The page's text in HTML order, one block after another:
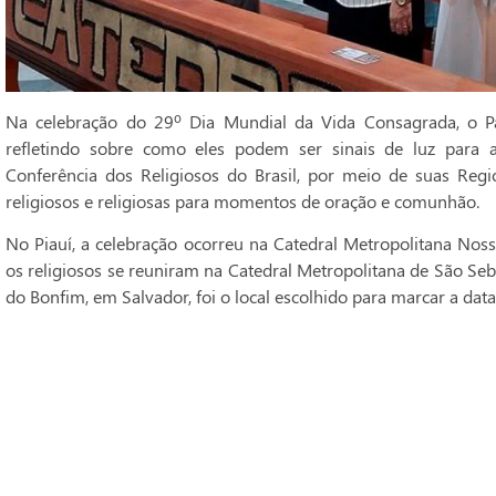
Na celebração do 29º Dia Mundial da Vida Consagrada, o
refletindo sobre como eles podem ser sinais de luz para
Conferência dos Religiosos do Brasil, por meio de suas
religiosos e religiosas para momentos de oração e comunhão.
No Piauí, a celebração ocorreu na Catedral Metropolitana
os religiosos se reuniram na Catedral Metropolitana de São
do Bonfim, em Salvador, foi o local escolhido para marcar a